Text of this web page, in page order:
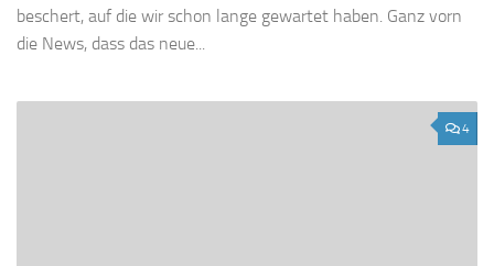
beschert, auf die wir schon lange gewartet haben. Ganz vorn
die News, dass das neue...
4